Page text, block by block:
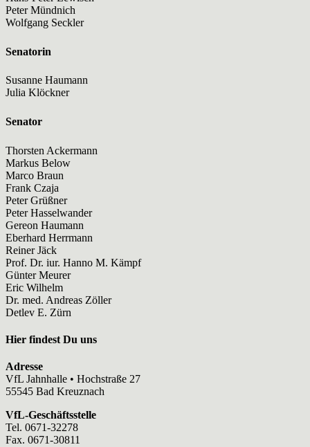
Peter Mündnich
Wolfgang Seckler
Senatorin
Susanne Haumann
Julia Klöckner
Senator
Thorsten Ackermann
Markus Below
Marco Braun
Frank Czaja
Peter Grüßner
Peter Hasselwander
Gereon Haumann
Eberhard Herrmann
Reiner Jäck
Prof. Dr. iur. Hanno M. Kämpf
Günter Meurer
Eric Wilhelm
Dr. med. Andreas Zöller
Detlev E. Zürn
Hier findest Du uns
Adresse
VfL Jahnhalle • Hochstraße 27
55545 Bad Kreuznach
VfL-Geschäftsstelle
Tel. 0671-32278
Fax. 0671-30811